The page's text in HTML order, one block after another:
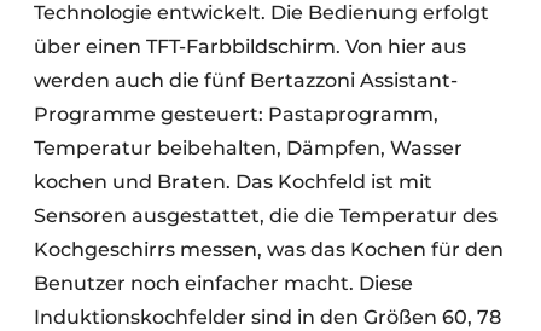
Technologie entwickelt. Die Bedienung erfolgt
über einen TFT-Farbbildschirm. Von hier aus
werden auch die fünf Bertazzoni Assistant-
Programme gesteuert: Pastaprogramm,
Temperatur beibehalten, Dämpfen, Wasser
kochen und Braten. Das Kochfeld ist mit
Sensoren ausgestattet, die die Temperatur des
Kochgeschirrs messen, was das Kochen für den
Benutzer noch einfacher macht. Diese
Induktionskochfelder sind in den Größen 60, 78